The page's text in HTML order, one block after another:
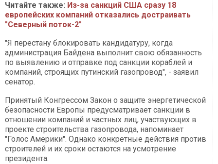
Читайте также: Из-за санкций США сразу 18
европейских компаний отказались достраивать
"Северный поток-2"
"Я перестану блокировать кандидатуру, когда
администрация Байдена выполнит свою обязанность
по выявлению и отправке под санкции кораблей и
компаний, строящих путинский газопровод", - заявил
сенатор.
Принятый Конгрессом Закон о защите энергетической
безопасности Европы предусматривает санкции в
отношении компаний и частных лиц, участвующих в
проекте строительства газопровода, напоминает
"Голос Америки". Однако конкретные действия против
строителей и их сроки остаются на усмотрение
президента.